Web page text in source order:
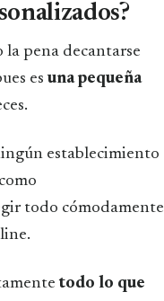
la pena decantarse
es una pequeña
establecimiento
todo cómodamente
todo lo que